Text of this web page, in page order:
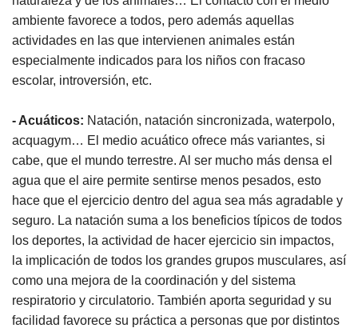
ambiente favorece a todos, pero además aquellas
actividades en las que intervienen animales están
especialmente indicados para los niños con fracaso
escolar, introversión, etc.
- Acuáticos: Natación, natación sincronizada, waterpolo,
acquagym… El medio acuático ofrece más variantes, si
cabe, que el mundo terrestre. Al ser mucho más densa el
agua que el aire permite sentirse menos pesados, esto
hace que el ejercicio dentro del agua sea más agradable y
seguro. La natación suma a los beneficios típicos de todos
los deportes, la actividad de hacer ejercicio sin impactos,
la implicación de todos los grandes grupos musculares, así
como una mejora de la coordinación y del sistema
respiratorio y circulatorio. También aporta seguridad y su
facilidad favorece su práctica a personas que por distintos